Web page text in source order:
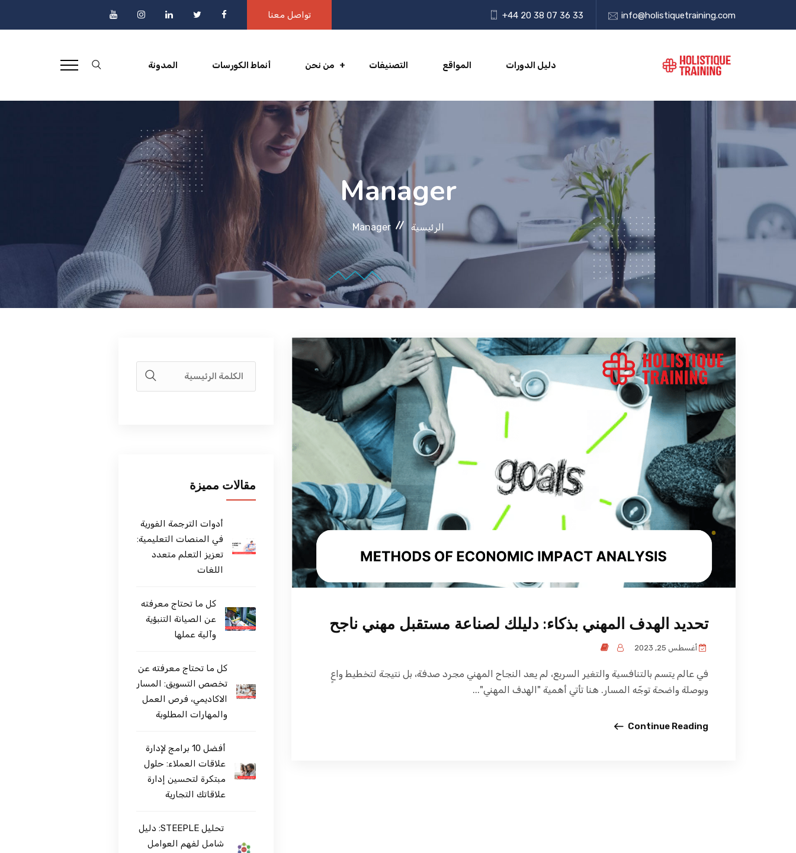
info@holistiquetraining.com
+44 20 38 07 36 33 تواصل معنا
دليل الدورات المواقع التصنيفات من نحن أنماط الكورسات المدونة
Manager
الرئيسية Manager
تحديد الهدف المهني بذكاء: دليلك لصناعة مستقبل مهني ناجح
أغسطس 25, 2023
في عالم يتسم بالتنافسية والتغير السريع، لم يعد النجاح المهني مجرد صدفة، بل نتيجة لتخطيط واعٍ
وبوصلة واضحة توجّه المسار. هنا تأتي أهمية "الهدف المهني"...
Continue Reading
مقالات مميزة
أدوات الترجمة الفورية
في المنصات التعليمية:
تعزيز التعلم متعدد
اللغات
كل ما تحتاج معرفته
عن الصيانة التنبؤية
وآلية عملها
كل ما تحتاج معرفته عن
تخصص التسويق: المسار
الاكاديمي، فرص العمل
والمهارات المطلوبة
أفضل 10 برامج لإدارة
علاقات العملاء: حلول
مبتكرة لتحسين إدارة
علاقاتك التجارية
تحليل STEEPLE: دليل
شامل لفهم العوامل